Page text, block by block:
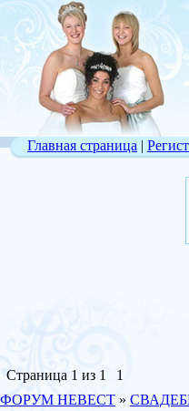
Главная страница |
Страница 1 из 1
1
ФОРУМ НЕВЕСТ »